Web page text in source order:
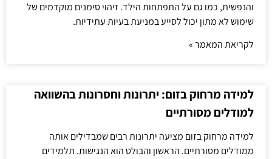
והנפשית, כמו גם על התפתחות הילד. זיהוי סימנים מוקדמים של
שימוש לא מתון יכול לסייע במניעת בעיות עתידיות.
לקריאת המאמר »
למידה מרחוק בזום: יתרונות וחסרונות בהשוואה
למודלים מסורתיים
למידה מרחוק בזום מציעה יתרונות רבים שמבדילים אותה
ממודלים מסורתיים. הראשון והבולט הוא הנגישות. תלמידים